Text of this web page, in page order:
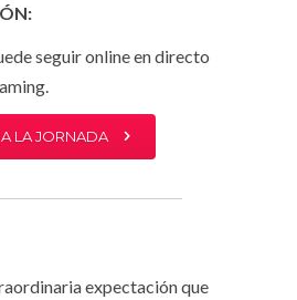
seguir online en directo
LA JORNADA
expectación que